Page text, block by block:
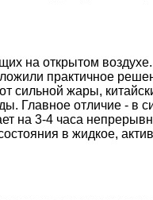
на открытом
практичное
сильной жары,
Главное отличие - в
на 3-4 часа
в жидкое,